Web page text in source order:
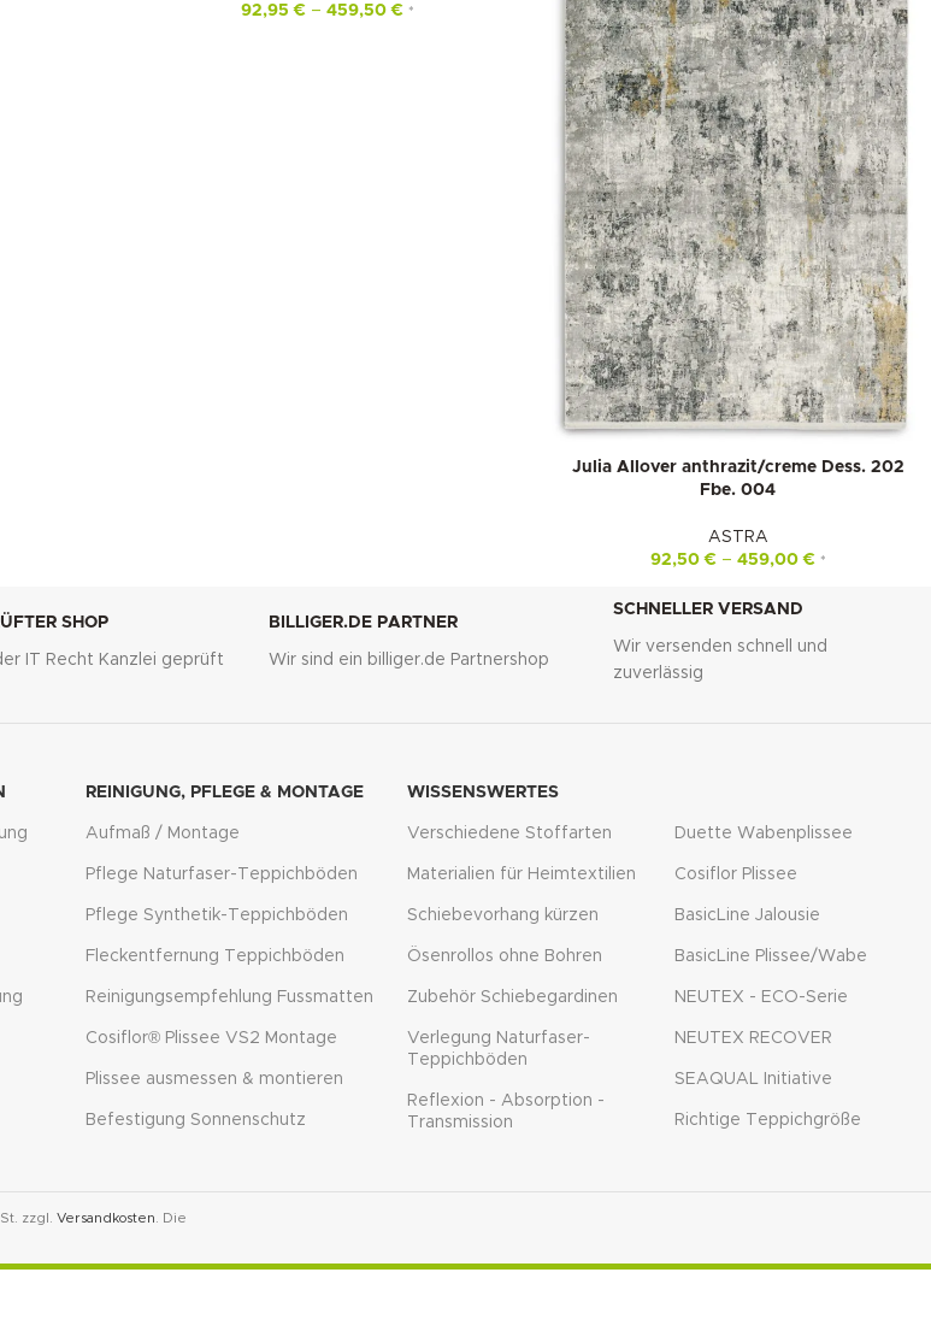
92,95€– 459,50€ *
Julia Allover anthrazit/creme Dess. 202
Fbe. 004
ASTRA
92,50€– 459,00€ *
SHOP
IT Recht Kanzlei geprüft
BILLIGER.DE PARTNER
Wir sind ein billiger.de Partnershop
SCHNELLER VERSAND
Wir versenden schnell und
zuverlässig
REINIGUNG, PFLEGE & MONTAGE
Aufmaß / Montage
Pflege Naturfaser-Teppichböden
Pflege Synthetik-Teppichböden
Fleckentfernung Teppichböden
Reinigungsempfehlung Fussmatten
Cosiflor® Plissee VS2 Montage
Plissee ausmessen & montieren
Befestigung Sonnenschutz
WISSENSWERTES
Verschiedene Stoffarten
Materialien für Heimtextilien
Schiebevorhang kürzen
Ösenrollos ohne Bohren
Zubehör Schiebegardinen
Verlegung Naturfaser-
Teppichböden
Reflexion - Absorption -
Transmission
Duette Wabenplissee
Cosiflor Plissee
BasicLine Jalousie
BasicLine Plissee/Wabe
NEUTEX - ECO-Serie
NEUTEX RECOVER
SEAQUAL Initiative
Richtige Teppichgröße
zzgl. Versandkosten . Die